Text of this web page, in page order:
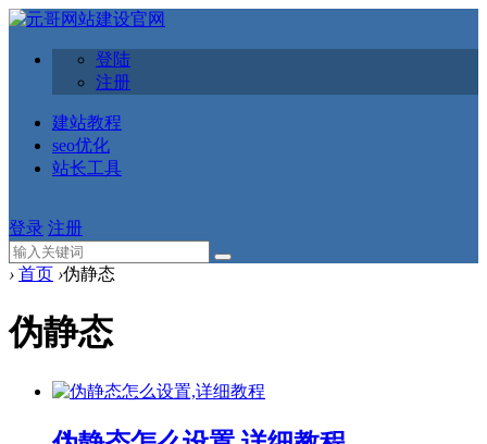
登陆
注册
建站教程
seo优化
站长工具
登录 注册
› 首页 ›伪静态
伪静态